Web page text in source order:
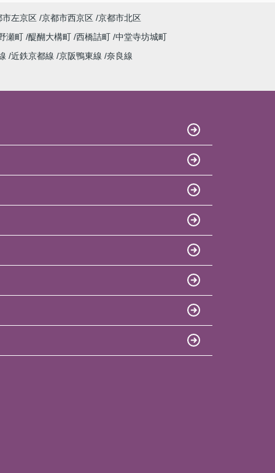
市左京区 京都市西京区 京都市北区
瀬町 醍醐大構町 西橋詰町 中堂寺坊城町
近鉄京都線 京阪鴨東線 奈良線